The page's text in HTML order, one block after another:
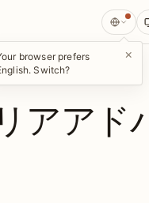
browser prefers
Switch?
×
アアド